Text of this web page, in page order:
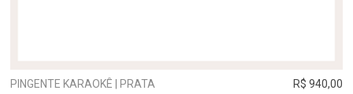
PINGENTE KARAOKÊ | PRATA R$ 940,00